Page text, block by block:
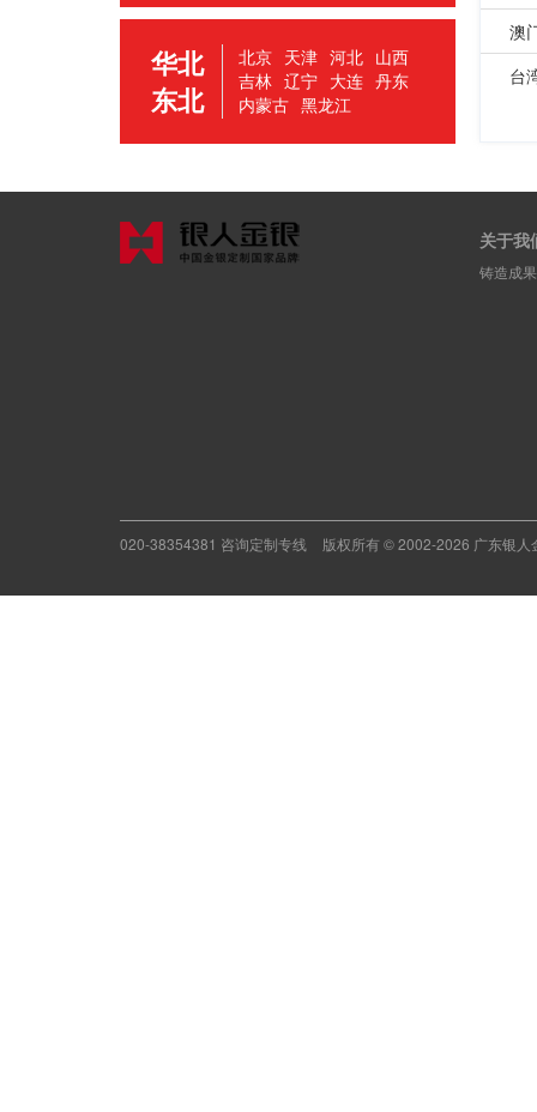
华北
东北
北京 天津 河北 山西
吉林 辽宁 大连 丹东
内蒙古 黑龙江
澳
台
关于我
铸造成
020-38354381 咨询定制专线 版权所有 © 2002-2026 广东银人